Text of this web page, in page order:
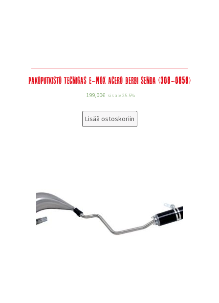
Pakoputkisto Tecnigas E-Nox Acero Derbi Senda (308-0850)
199,00€ sis alv 25.5%
Lisää ostoskoriin